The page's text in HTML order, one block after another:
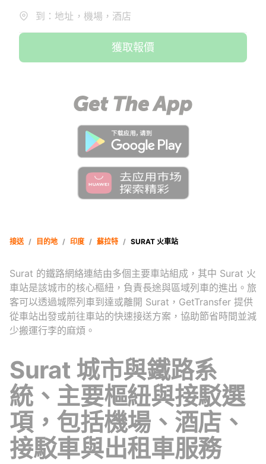
到：地址，機場，酒店
獲取報價
接送 / 目的地 / 印度 / 蘇拉特 / SURAT 火車站
Surat 的鐵路網絡連結由多個主要車站組成，其中 Surat 火
車站是該城市的核心樞紐，負責長途與區域列車的進出。旅
客可以透過城際列車到達或離開 Surat，GetTransfer 提供
從車站出發或前往車站的快速接送方案，協助節省時間並減
少搬運行李的麻煩。
Surat 城市與鐵路系
統、主要樞紐與接駁選
項，包括機場、酒店、
接駁車與出租車服務